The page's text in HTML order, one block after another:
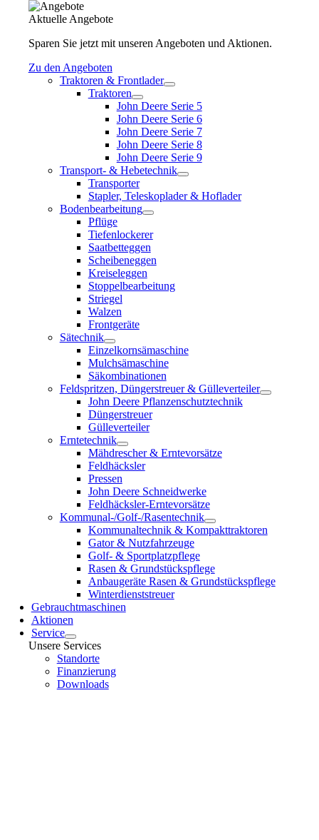
Aktuelle Angebote
Sparen Sie jetzt mit unseren Angeboten und Aktionen.
Zu den Angeboten
Traktoren & Frontlader
Traktoren
John Deere Serie 5
John Deere Serie 6
John Deere Serie 7
John Deere Serie 8
John Deere Serie 9
Transport- & Hebetechnik
Transporter
Stapler, Teleskoplader & Hoflader
Bodenbearbeitung
Pflüge
Tiefenlockerer
Saatbetteggen
Scheibeneggen
Kreiseleggen
Stoppelbearbeitung
Striegel
Walzen
Frontgeräte
Sätechnik
Einzelkornsämaschine
Mulchsämaschine
Säkombinationen
Feldspritzen, Düngerstreuer & Gülleverteiler
John Deere Pflanzenschutztechnik
Düngerstreuer
Gülleverteiler
Erntetechnik
Mähdrescher & Erntevorsätze
Feldhäcksler
Pressen
John Deere Schneidwerke
Feldhäcksler-Erntevorsätze
Kommunal-/Golf-/Rasentechnik
Kommunaltechnik & Kompakttraktoren
Gator & Nutzfahrzeuge
Golf- & Sportplatzpflege
Rasen & Grundstückspflege
Anbaugeräte Rasen & Grundstückspflege
Winterdienststreuer
Gebrauchtmaschinen
Aktionen
Service
Unsere Services
Standorte
Finanzierung
Downloads